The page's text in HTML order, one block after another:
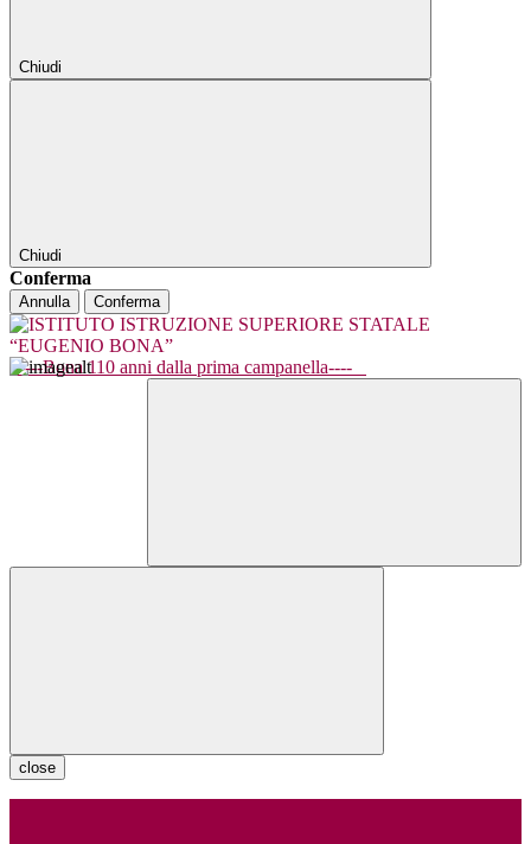
Chiudi
Chiudi
Conferma
Annulla Conferma
----Bona 110 anni dalla prima campanella----
close